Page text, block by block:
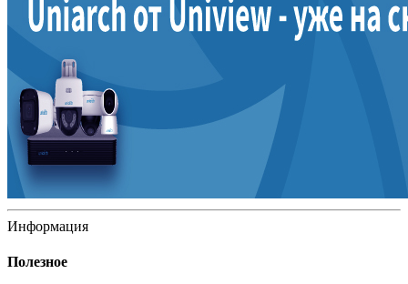
Информация
Полезное